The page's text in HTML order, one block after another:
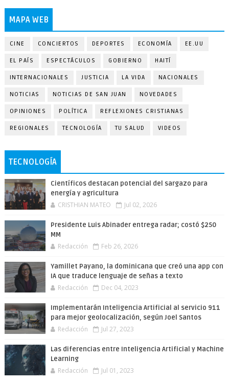
MAPA WEB
CINE CONCIERTOS DEPORTES ECONOMÍA EE.UU
EL PAÍS ESPECTÁCULOS GOBIERNO HAITÍ
INTERNACIONALES JUSTICIA LA VIDA NACIONALES
NOTICIAS NOTICIAS DE SAN JUAN NOVEDADES
OPINIONES POLÍTICA REFLEXIONES CRISTIANAS
REGIONALES TECNOLOGÍA TU SALUD VIDEOS
TECNOLOGÍA
Científicos destacan potencial del sargazo para
energía y agricultura
CRISTHIAN MATEO Jul 02, 2026
Presidente Luis Abinader entrega radar; costó $250
MM
Redacción Feb 26, 2026
Yamillet Payano, la dominicana que creó una app con
IA que traduce lenguaje de señas a texto
Redacción Dec 04, 2023
Implementarán Inteligencia Artificial al servicio 911
para mejor geolocalización, según Joel Santos
Redacción Jul 27, 2023
Las diferencias entre Inteligencia Artificial y Machine
Learning
Redacción Jul 01, 2023